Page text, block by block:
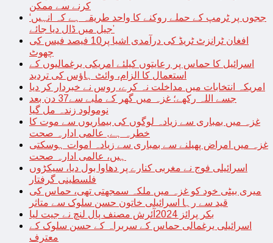
کرنے سے ممکن
‘ججوں پر ٹرمپ کے حملے روکنے کا واحد طریقہ ہے کہ انہیں
جیل میں ڈال دیا جائے’
افغان ٹرانزٹ ٹریڈ کی درآمدی اشیا پر10 فیصد فیس کی
چھوٹ
اسرائیل کا حماس پر رعایتوں کیلئے امریکی یرغمالیوں کے
استعمال کا الزام، وائٹ ہاؤس کی تردید
امریکہ انتخابات میں مداخلت نہ کرے، روس نے خبردار کر دیا
جسے اللہ رکھے؛ غزہ میں گھر کے ملبے سے37 دن بعد
نومولود زندہ مل گیا
غزہ میں بمباری سے زیادہ لوگوں کی بیماریوں سے موت کا
خطرہ ہے, عالمی ادارہ صحت
غزہ میں امراض پھیلنے سے بمباری سے زیادہ اموات ہوسکتی
ہیں، عالمی ادارہ صحت
اسرائیلی فوج نے مغربی کنارے پر دھاوا بول دیا، سیکڑوں
فلسطینی گرفتار
میری بیٹی خود کو غزہ میں ملکہ سمجھتی تھی، حماس کی
قید سے رہا اسرائیلی خاتون حسن سلوک سے متاثر
بکر پرائز 2024آئرش مصنف پال لنچ نے جیت لیا
اسرائیلی یرغمالی حماس کے سربراہ کے حسن سلوک کے
معترف